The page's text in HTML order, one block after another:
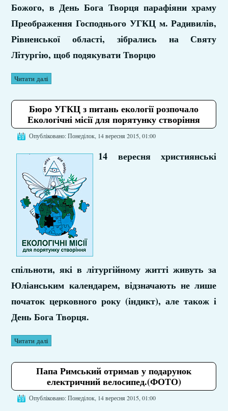
Божого, в День Бога Творця парафіяни храму
Преображення Господнього УГКЦ м. Радивилів,
Рівненської області, зібрались на Святу
Літургію, щоб подякувати Творцю
Читати далі
Бюро УГКЦ з питань екології розпочало
Екологічні місії для порятунку створіння
Опубліковано: Понеділок, 14 вересня 2015, 01:00
14 вересня християнські
спільноти, які в літургійному житті живуть за
Юліанським календарем, відзначають не лише
початок церковного року (індикт), але також і
День Бога Творця.
Читати далі
Папа Римський отримав у подарунок
електричний велосипед.(ФОТО)
Опубліковано: Понеділок, 14 вересня 2015, 01:00